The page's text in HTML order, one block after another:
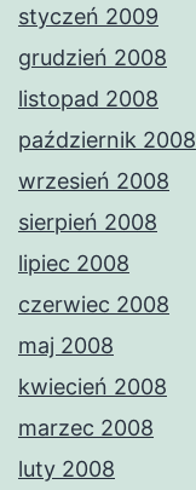
styczeń 2009
grudzień 2008
listopad 2008
październik 2008
wrzesień 2008
sierpień 2008
lipiec 2008
czerwiec 2008
maj 2008
kwiecień 2008
marzec 2008
luty 2008